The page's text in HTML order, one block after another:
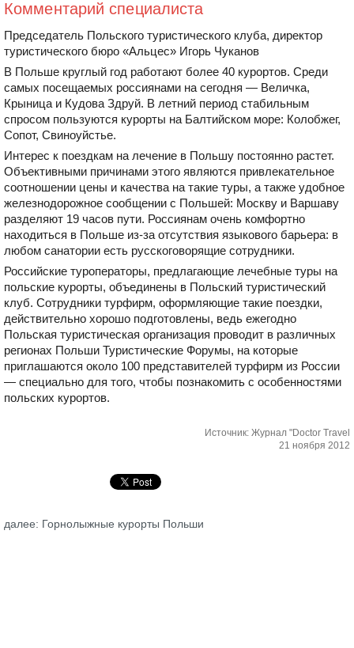
Комментарий специалиста
Председатель Польского туристического клуба, директор
туристического бюро «Альцес» Игорь Чуканов
В Польше круглый год работают более 40 курортов. Среди
самых посещаемых россиянами на сегодня — Величка,
Крыница и Кудова Здруй. В летний период стабильным
спросом пользуются курорты на Балтийском море: Колобжег,
Сопот, Свиноуйстье.
Интерес к поездкам на лечение в Польшу постоянно растет.
Объективными причинами этого являются привлекательное
соотношении цены и качества на такие туры, а также удобное
железнодорожное сообщении с Польшей: Москву и Варшаву
разделяют 19 часов пути. Россиянам очень комфортно
находиться в Польше из-за отсутствия языкового барьера: в
любом санатории есть русскоговорящие сотрудники.
Российские туроператоры, предлагающие лечебные туры на
польские курорты, объединены в Польский туристический
клуб. Сотрудники турфирм, оформляющие такие поездки,
действительно хорошо подготовлены, ведь ежегодно
Польская туристическая организация проводит в различных
регионах Польши Туристические Форумы, на которые
приглашаются около 100 представителей турфирм из России
— специально для того, чтобы познакомить с особенностями
польских курортов.
Источник: Журнал "Doctor Travel
21 ноября 2012
далее: Горнолыжные курорты Польши